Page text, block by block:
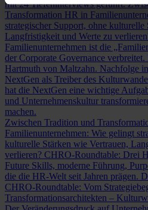
mit 24 Tiefeninterviews geführt.
Transformation HR in
strategischer Support, ohne
Langfristigkeit und Werte zu
Familienunternehmen ist die
der Corporate Governance
Hartmuth von Maltzahn. Nachfolge
NextGen als Treiber des
hat die NextGen eine wichtige
und Unternehmenskultur
machen.
Zwischen Tradition und
Familienunternehmen: Wie gelingt
kulturelle Stärken wie Vertrauen,
verlieren? CHRO-Roundtable: Drei
Future Skills, moderne Führung,
die die HR-Welt seit Jahren prägen.
CHRO-Roundtable: Vom
Transformationsarchitekten –